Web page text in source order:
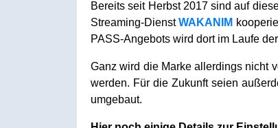
Bereits seit Herbst 2017 sind auf
Streaming-DienstWAKANIM
PASS-Angebots wird dort im Laufe
Ganz wird die Marke allerdings nicht
werden. Für die Zukunft seien
umgebaut.